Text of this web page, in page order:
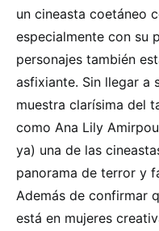
un cineasta coetáneo
especialmente con su
personajes también
asfixiante. Sin llegar a
muestra clarísima del
como Ana Lily
ya) una de las
panorama de terror y
Además de confirmar
está en mujeres